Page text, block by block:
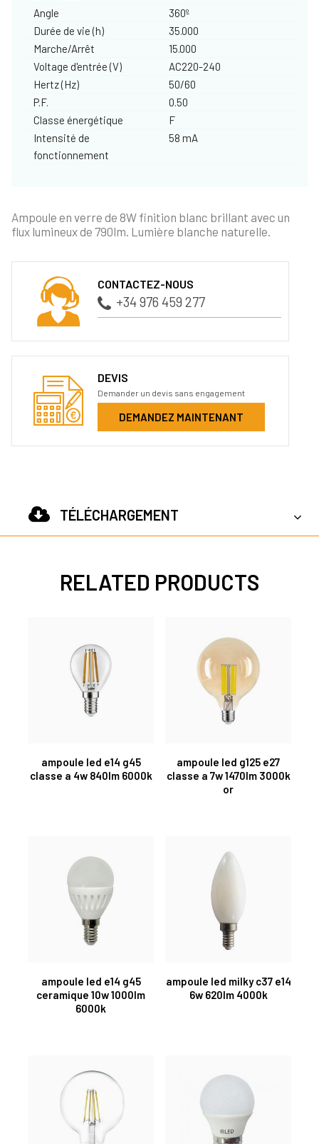
Angle
360º
Durée de vie (h)
35.000
Marche/Arrêt
15.000
Voltage d'entrée (V)
AC220-240
Hertz (Hz)
50/60
P.F.
0.50
Classe énergétique
F
Intensité de
fonctionnement
58 mA
Ampoule en verre de 8W finition blanc brillant avec un
flux lumineux de 790lm. Lumière blanche naturelle.
CONTACTEZ-NOUS
+34 976 459 277
DEVIS
Demander un devis sans engagement
DEMANDEZ MAINTENANT
TÉLÉCHARGEMENT
RELATED PRODUCTS
ampoule led e14 g45
classe a 4w 840lm 6000k
ampoule led g125 e27
classe a 7w 1470lm 3000k
or
ampoule led e14 g45
ceramique 10w 1000lm
6000k
ampoule led milky c37 e14
6w 620lm 4000k